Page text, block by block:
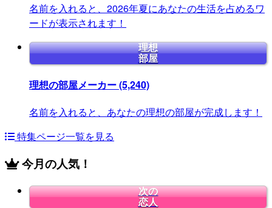
名前を入れると、2026年夏にあなたの生活を占めるワ
ードが表示されます！
理想
部屋
理想の部屋メーカー(5,240)
名前を入れると、あなたの理想の部屋が完成します！
特集ページ一覧を見る
今月の人気！
次の
恋人